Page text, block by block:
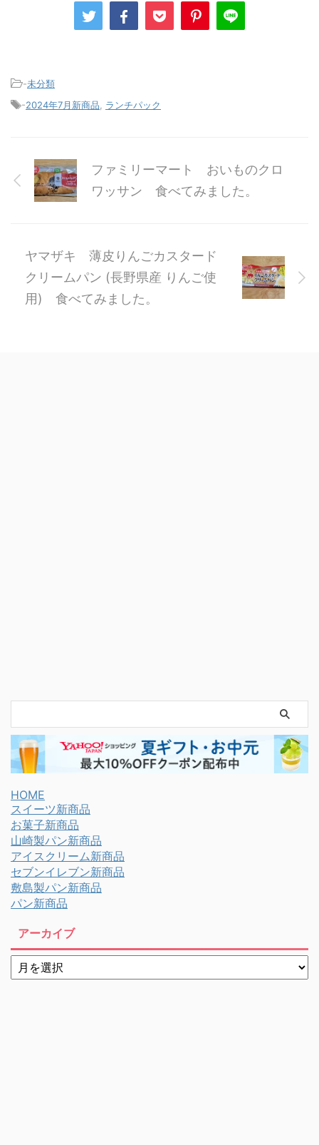
-未分類
-2024年7月新商品 ランチパック
ファミリーマート おいものクロ
ワッサン 食べてみました。
ヤマザキ 薄皮りんごカスタード
クリームパン (長野県産 りんご使
用) 食べてみました。
HOME
スイーツ新商品
お菓子新商品
山崎製パン新商品
アイスクリーム新商品
セブンイレブン新商品
敷島製パン新商品
パン新商品
アーカイブ